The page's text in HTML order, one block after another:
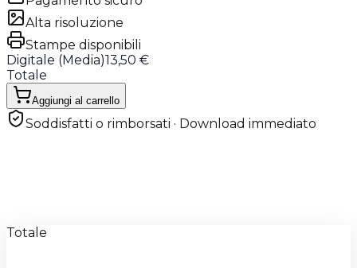
Alta risoluzione
Stampe disponibili
Digitale (Media)13,50 €
Totale
Aggiungi al carrello
Soddisfatti o rimborsati · Download immediato
Totale